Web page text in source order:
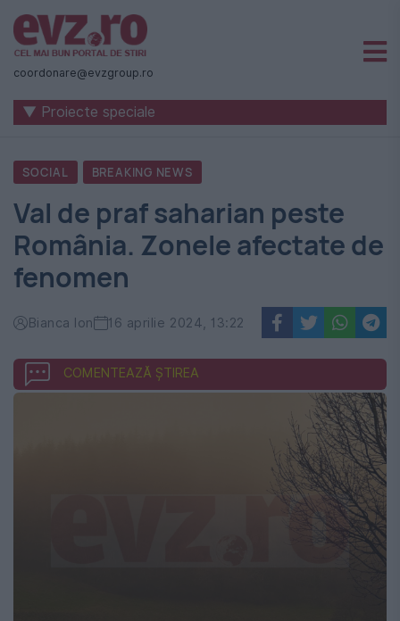
Știri
naționale
internaționale
România
-
Evenimentul
Zilei
coordonare@evzgroup.ro
▼ Proiecte speciale
SOCIAL BREAKING NEWS
Val de praf saharian peste
România. Zonele afectate de
fenomen
Bianca Ion 16 aprilie 2024, 13:22
COMENTEAZĂ ȘTIREA